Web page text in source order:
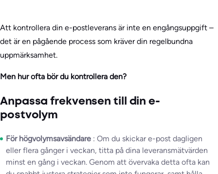
Att kontrollera din e-postleverans är inte en engångsuppgift –
det är en pågående process som kräver din regelbundna
uppmärksamhet.
Men hur ofta bör du kontrollera den?
Anpassa frekvensen till din e-
postvolym
För högvolymsavsändare : Om du skickar e-post dagligen
eller flera gånger i veckan, titta på dina leveransmätvärden
minst en gång i veckan. Genom att övervaka detta ofta kan